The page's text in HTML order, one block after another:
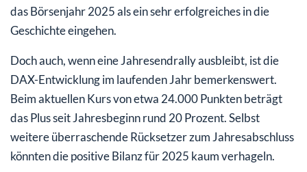
das Börsenjahr 2025 als ein sehr erfolgreiches in die
Geschichte eingehen.
Doch auch, wenn eine Jahresendrally ausbleibt, ist die
DAX-Entwicklung im laufenden Jahr bemerkenswert.
Beim aktuellen Kurs von etwa 24.000 Punkten beträgt
das Plus seit Jahresbeginn rund 20 Prozent. Selbst
weitere überraschende Rücksetzer zum Jahresabschluss
könnten die positive Bilanz für 2025 kaum verhageln.